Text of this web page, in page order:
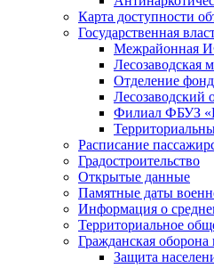
Карта доступности
Государственная
Межрайонная
Лесозаводская
Отделение
Лесозаводский
Филиал ФБУЗ
Расписание
Градостроительство
Открытые данные
Памятные даты
Информация о
Территориальное
Гражданская
Защита